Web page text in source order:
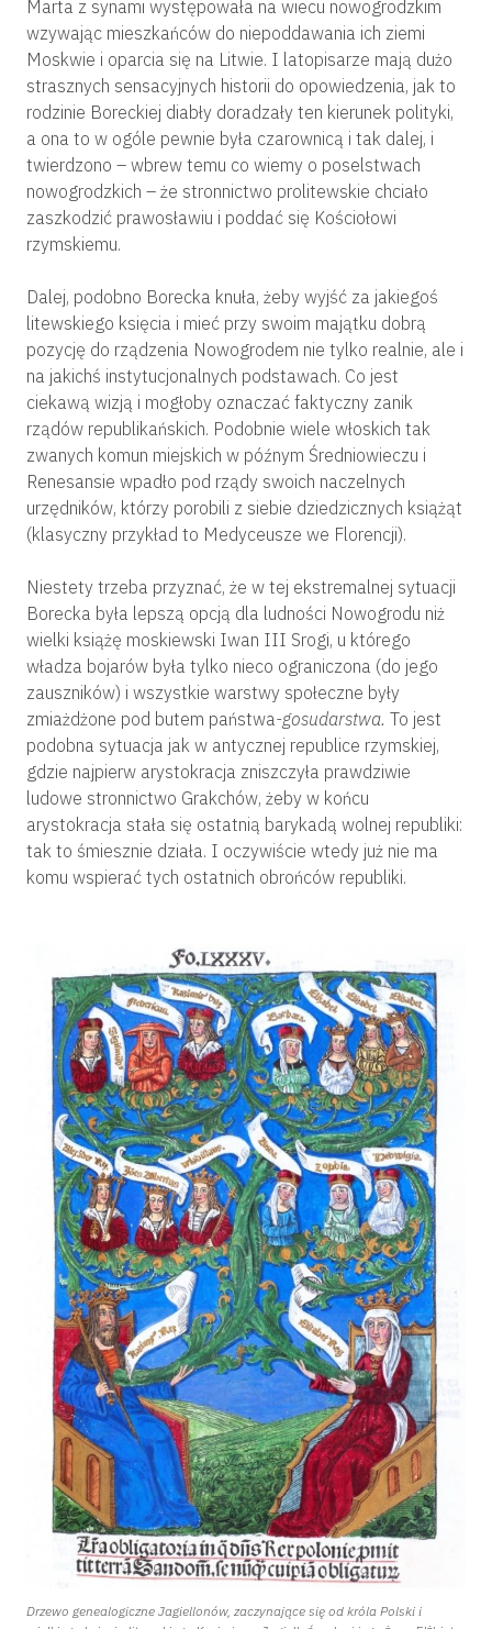
Marta z synami występowała na wiecu nowogrodzkim
wzywając mieszkańców do niepoddawania ich ziemi
Moskwie i oparcia się na Litwie. I latopisarze mają dużo
strasznych sensacyjnych historii do opowiedzenia, jak to
rodzinie Boreckiej diabły doradzały ten kierunek polityki,
a ona to w ogóle pewnie była czarownicą i tak dalej, i
twierdzono – wbrew temu co wiemy o poselstwach
nowogrodzkich – że stronnictwo prolitewskie chciało
zaszkodzić prawosławiu i poddać się Kościołowi
rzymskiemu.
Dalej, podobno Borecka knuła, żeby wyjść za jakiegoś
litewskiego księcia i mieć przy swoim majątku dobrą
pozycję do rządzenia Nowogrodem nie tylko realnie, ale i
na jakichś instytucjonalnych podstawach. Co jest
ciekawą wizją i mogłoby oznaczać faktyczny zanik
rządów republikańskich. Podobnie wiele włoskich tak
zwanych komun miejskich w późnym Średniowieczu i
Renesansie wpadło pod rządy swoich naczelnych
urzędników, którzy porobili z siebie dziedzicznych książąt
(klasyczny przykład to Medyceusze we Florencji).
Niestety trzeba przyznać, że w tej ekstremalnej sytuacji
Borecka była lepszą opcją dla ludności Nowogrodu niż
wielki książę moskiewski Iwan III Srogi, u którego
władza bojarów była tylko nieco ograniczona (do jego
zauszników) i wszystkie warstwy społeczne były
zmiażdżone pod butem państwa-gosudarstwa. To jest
podobna sytuacja jak w antycznej republice rzymskiej,
gdzie najpierw arystokracja zniszczyła prawdziwie
ludowe stronnictwo Grakchów, żeby w końcu
arystokracja stała się ostatnią barykadą wolnej republiki:
tak to śmiesznie działa. I oczywiście wtedy już nie ma
komu wspierać tych ostatnich obrońców republiki.
Drzewo genealogiczne Jagiellonów, zaczynające się od króla Polski i